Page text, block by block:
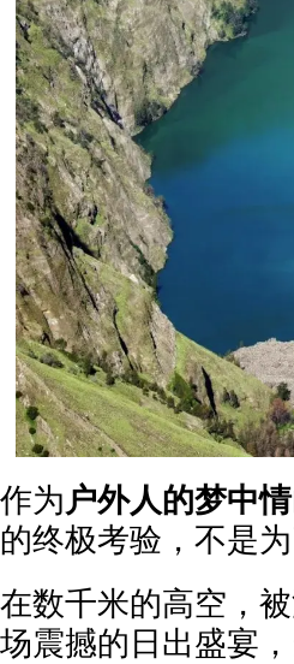
作为户外人的梦中
的终极考验，不是
在数千米的高空，
场震撼的日出盛宴